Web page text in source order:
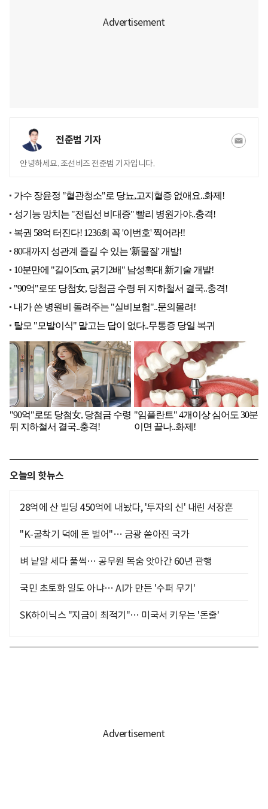
전준범 기자
안녕하세요. 조선비즈 전준범 기자입니다.
오늘의 핫뉴스
28억에 산 빌딩 450억에 내놨다, '투자의 신' 내린 서장훈
"K-굴착기 덕에 돈 벌어"… 금광 쏟아진 국가
벼 낱알 세다 풀썩… 공무원 목숨 앗아간 60년 관행
국민 초토화 일도 아냐… AI가 만든 '수퍼 무기'
SK하이닉스 "지금이 최적기"… 미국서 키우는 '돈줄'